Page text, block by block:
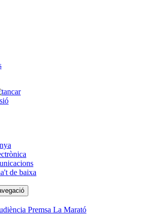
de baixa
Premsa La Marató